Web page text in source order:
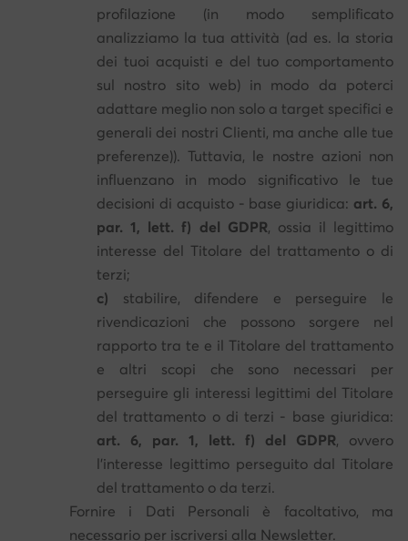
profilazione (in modo semplificato
analizziamo la tua attività (ad es. la storia
dei tuoi acquisti e del tuo comportamento
sul nostro sito web) in modo da poterci
adattare meglio non solo a target specifici e
generali dei nostri Clienti, ma anche alle tue
preferenze)). Tuttavia, le nostre azioni non
influenzano in modo significativo le tue
decisioni di acquisto - base giuridica: art. 6,
par. 1, lett. f) del GDPR, ossia il legittimo
interesse del Titolare del trattamento o di
terzi;
c) stabilire, difendere e perseguire le
rivendicazioni che possono sorgere nel
rapporto tra te e il Titolare del trattamento
e altri scopi che sono necessari per
perseguire gli interessi legittimi del Titolare
del trattamento o di terzi - base giuridica:
art. 6, par. 1, lett. f) del GDPR, ovvero
l'interesse legittimo perseguito dal Titolare
del trattamento o da terzi.
Fornire i Dati Personali è facoltativo, ma
necessario per iscriversi alla Newsletter.